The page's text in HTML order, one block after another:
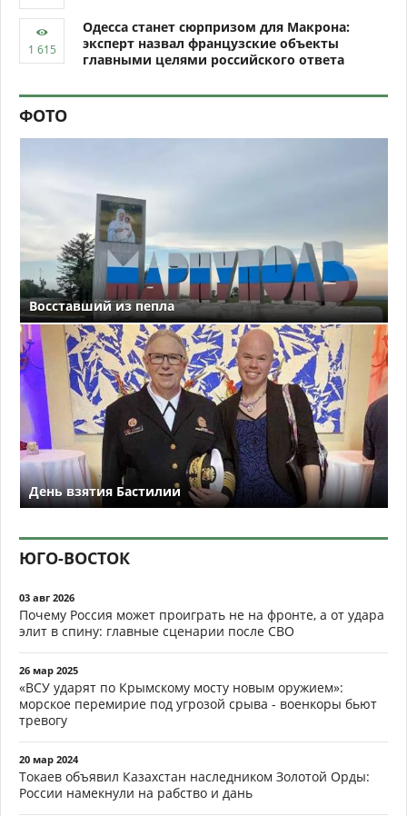
Одесса станет сюрпризом для Макрона:
эксперт назвал французские объекты
главными целями российского ответа
ФОТО
Восставший из пепла
День взятия Бастилии
ЮГО-ВОСТОК
03 авг 2026
Почему Россия может проиграть не на фронте, а от удара
элит в спину: главные сценарии после СВО
26 мар 2025
«ВСУ ударят по Крымскому мосту новым оружием»:
морское перемирие под угрозой срыва - военкоры бьют
тревогу
20 мар 2024
Токаев объявил Казахстан наследником Золотой Орды:
России намекнули на рабство и дань